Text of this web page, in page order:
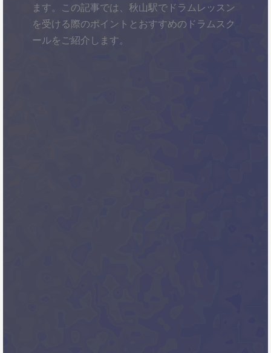
ます。この記事では、秋山駅でドラムレッスン
を受ける際のポイントとおすすめのドラムスク
ールをご紹介します。